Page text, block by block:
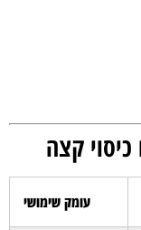
עומק שימושי